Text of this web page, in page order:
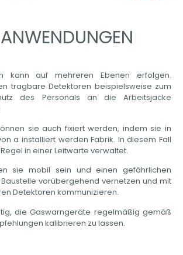
kann auf mehreren Ebenen erfolgen.
tragbare Detektoren beispielsweise zum
des Personals an die Arbeitsjacke
sie auch fixiert werden, indem sie in
a installiert werden Fabrik. In diesem Fall
in einer Leitwarte verwaltet.
sie mobil sein und einen gefährlichen
vorübergehend vernetzen und mit
Detektoren kommunizieren.
die Gaswarngeräte regelmäßig gemäß
kalibrieren zu lassen.